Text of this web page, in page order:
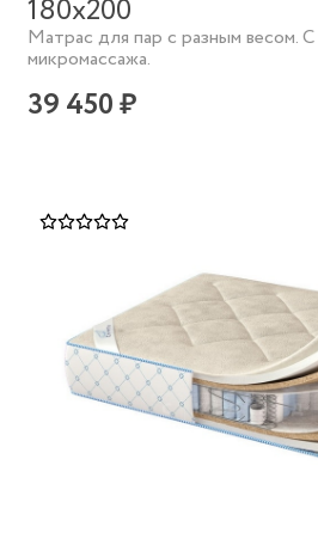
180х200
Матрас для пар с разным весом.
микромассажа.
39 450 ₽